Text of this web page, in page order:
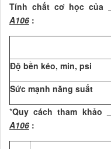
Tính chất cơ học của
A106 :
Độ bền kéo, min, psi
Sức mạnh năng suất
*Quy cách tham khảo
A106 :